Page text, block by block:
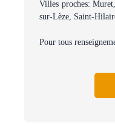
Villes proches:
sur-Lèze, Saint-
Pour tous